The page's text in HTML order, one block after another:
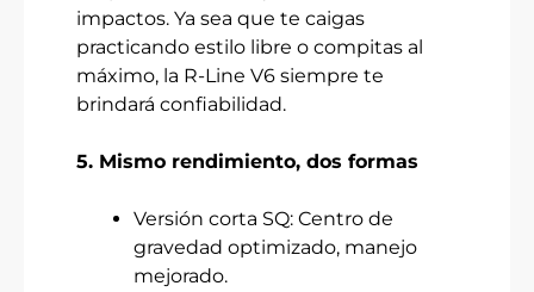
impactos. Ya sea que te caigas
practicando estilo libre o compitas al
máximo, la R-Line V6 siempre te
brindará confiabilidad.
5. Mismo rendimiento, dos formas
Versión corta SQ: Centro de
gravedad optimizado, manejo
mejorado.